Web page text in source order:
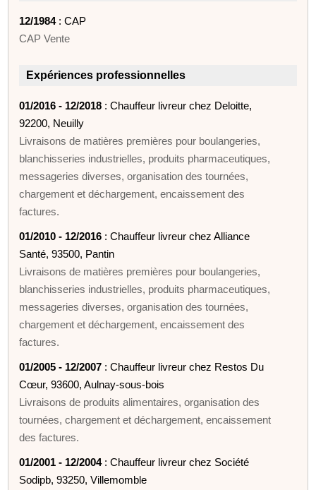
12/1984: CAP
CAP Vente
Expériences professionnelles
01/2016 - 12/2018 : Chauffeur livreur chez Deloitte,
92200, Neuilly
Livraisons de matières premières pour boulangeries,
blanchisseries industrielles, produits pharmaceutiques,
messageries diverses, organisation des tournées,
chargement et déchargement, encaissement des
factures.
01/2010 - 12/2016 : Chauffeur livreur chez Alliance
Santé, 93500, Pantin
Livraisons de matières premières pour boulangeries,
blanchisseries industrielles, produits pharmaceutiques,
messageries diverses, organisation des tournées,
chargement et déchargement, encaissement des
factures.
01/2005 - 12/2007 : Chauffeur livreur chez Restos Du
Cœur, 93600, Aulnay-sous-bois
Livraisons de produits alimentaires, organisation des
tournées, chargement et déchargement, encaissement
des factures.
01/2001 - 12/2004: Chauffeur livreur chez Société
Sodipb, 93250, Villemomble